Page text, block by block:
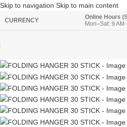
Skip to navigation Skip to main content
CURRENCY
Online Hours
Mon–Sat: 9 AM